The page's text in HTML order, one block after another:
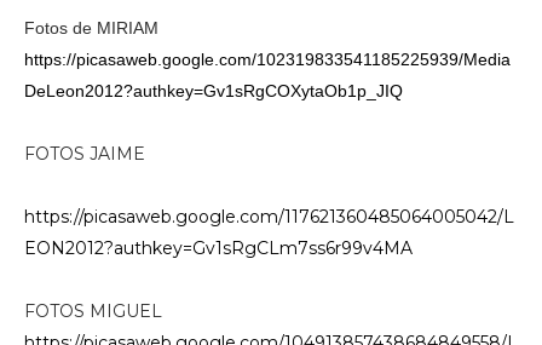
Fotos de MIRIAM
https://picasaweb.google.com/102319833541185225939/Media
DeLeon2012?authkey=Gv1sRgCOXytaOb1p_JIQ
FOTOS JAIME
https://picasaweb.google.com/117621360485064005042/L
EON2012?authkey=Gv1sRgCLm7ss6r99v4MA
FOTOS MIGUEL